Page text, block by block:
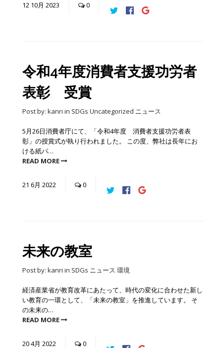
12 10月 2023 0
令和4年度消費者支援功労者
表彰 受賞
Post by: kanri in SDGs Uncategorized ニュース
5月26日消費者庁にて、「令和4年度 消費者支援功労者表
彰」の授賞式が執り行われました。 この度、弊社は長年にお
ける紙パ…
READ MORE
21 6月 2022 0
未来の教室
Post by: kanri in SDGs ニュース 環境
経済産業省が教育改革にあたって、時代の変化に合わせた新し
い教育の一環として、「未来の教室」を推進しています。 そ
の未来の…
READ MORE
204月 2022 0